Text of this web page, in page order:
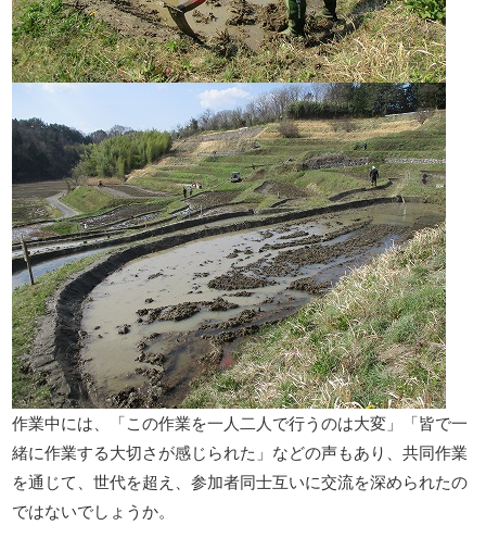
作業中には、「この作業を一人二人で行うのは大変」「皆で一
緒に作業する大切さが感じられた」などの声もあり、共同作業
を通じて、世代を超え、参加者同士互いに交流を深められたの
ではないでしょうか。